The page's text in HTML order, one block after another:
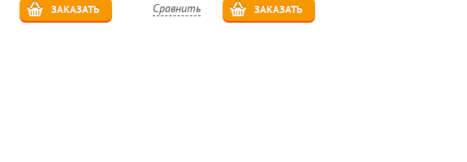
ЗАКАЗАТЬ Сравнить ЗАКАЗАТЬ